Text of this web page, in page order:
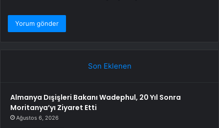
Son Eklenen
Almanya Dışişleri Bakanı Wadephul, 20 Yıl Sonra
Moritanya’yı Ziyaret Etti
Ağustos 6, 2026